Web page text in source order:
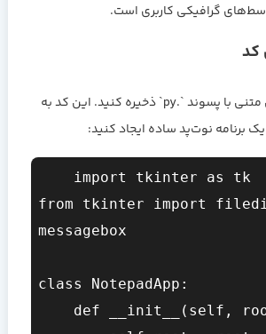
گرافیکی کاربری است.
کد زیر را در یک فایل متنی با پسوند `.py` ذخیره کنید. این کد به
برنامه نوت‌پد ساده ایجاد کنید:
from tkinter import
messagebox
class NotepadApp: